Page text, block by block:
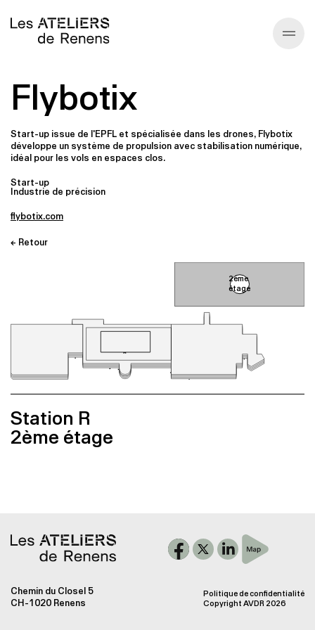
Annuaire
À propos
Écosysteme
Infos générales
Flybotix
Start-up issue de l'EPFL et spécialisée dans les drones, Flybotix
développe un système de propulsion avec stabilisation numérique,
idéal pour les vols en espaces clos.
Start-up
Industrie de précision
flybotix.com
← Retour
2ème
étage
Station R
2ème étage
Chemin du Closel 5
CH-1020 Renens
Politique de confidentialité
Copyright AVDR 2026